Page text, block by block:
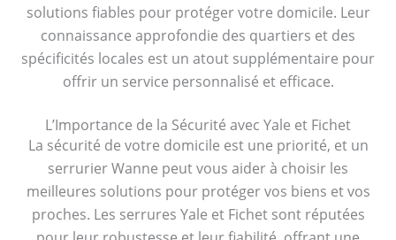
solutions fiables pour protéger votre domicile. Leur
connaissance approfondie des quartiers et des
spécificités locales est un atout supplémentaire pour
offrir un service personnalisé et efficace.
L’Importance de la Sécurité avec Yale et Fichet
La sécurité de votre domicile est une priorité, et un
serrurier Wanne peut vous aider à choisir les
meilleures solutions pour protéger vos biens et vos
proches. Les serrures Yale et Fichet sont réputées